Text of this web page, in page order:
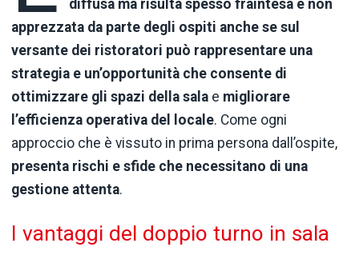
diffusa ma risulta spesso fraintesa e non
apprezzata da parte degli ospiti anche se sul
versante dei ristoratori può rappresentare una
strategia e un’opportunità che consente di
ottimizzare gli spazi della sala e migliorare
l’efficienza operativa del locale. Come ogni
approccio che è vissuto in prima persona dall’ospite,
presenta rischi e sfide che necessitano di una
gestione attenta.
I vantaggi del doppio turno in sala